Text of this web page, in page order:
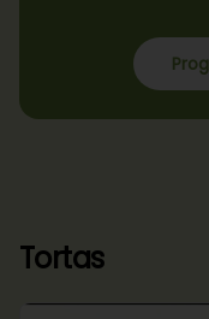
Tortas